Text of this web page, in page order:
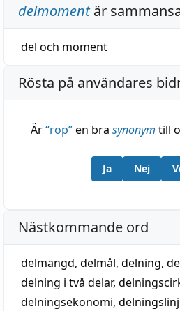
delmomentär
del och moment
Rösta på användares
Är“rop”en bra synonym till
Ja Nej
Nästkommande ord
delmängd, delmål, delning,
delning i två delar,
delningsekonomi,